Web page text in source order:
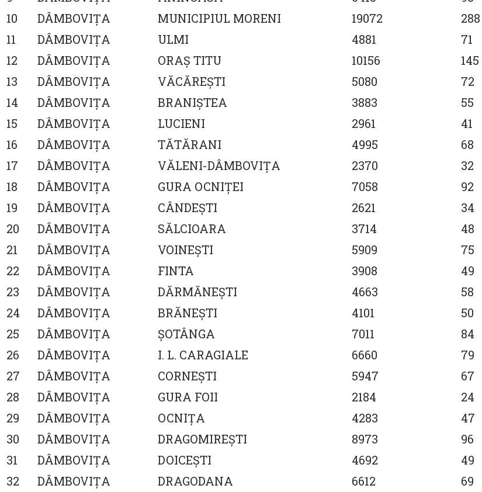
10
DÂMBOVIŢA MUNICIPIUL MORENI 19072 288
11
DÂMBOVIŢA ULMI 4881 71
12
DÂMBOVIŢA ORAŞ TITU 10156 145
13
DÂMBOVIŢA VĂCĂREŞTI 5080 72
14
DÂMBOVIŢA BRANIŞTEA 3883 55
15
DÂMBOVIŢA LUCIENI 2961 41
16
DÂMBOVIŢA TĂTĂRANI 4995 68
17
DÂMBOVIŢA VĂLENI-DÂMBOVIŢA 2370 32
18
DÂMBOVIŢA GURA OCNIŢEI 7058 92
19
DÂMBOVIŢA CÂNDEŞTI 2621 34
20
DÂMBOVIŢA SĂLCIOARA 3714 48
21
DÂMBOVIŢA VOINEŞTI 5909 75
22
DÂMBOVIŢA FINTA 3908 49
23
DÂMBOVIŢA DĂRMĂNEŞTI 4663 58
24
DÂMBOVIŢA BRĂNEŞTI 4101 50
25
DÂMBOVIŢA ŞOTÂNGA 7011 84
26
DÂMBOVIŢA I. L. CARAGIALE 6660 79
27
DÂMBOVIŢA CORNEŞTI 5947 67
28
DÂMBOVIŢA GURA FOII 2184 24
29
DÂMBOVIŢA OCNIŢA 4283 47
30
DÂMBOVIŢA DRAGOMIREŞTI 8973 96
31
DÂMBOVIŢA DOICEŞTI 4692 49
32
DÂMBOVIŢA DRAGODANA 6612 69